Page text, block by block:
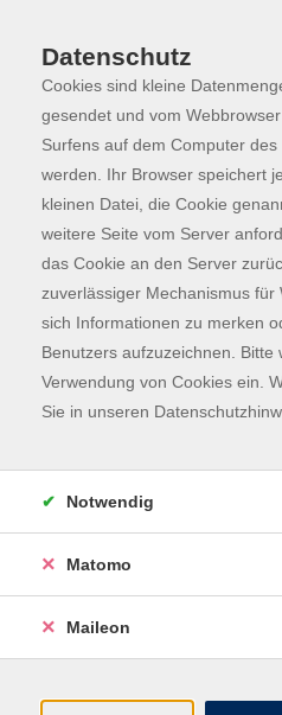
Skip to main content
Programm
Der Kurs konnte nicht
Datenschutz
Cookies sind kleine
gesendet und vom
Surfens auf dem Computer
werden. Ihr Browser speichert
kleinen Datei, die Cookie
weitere Seite vom Server
das Cookie an den Server
zuverlässiger Mechanismus für
sich Informationen zu merken
Benutzers aufzuzeichnen. Bitte
Verwendung von Cookies ein.
Sie in unseren
Notwendig
Matomo
Maileon